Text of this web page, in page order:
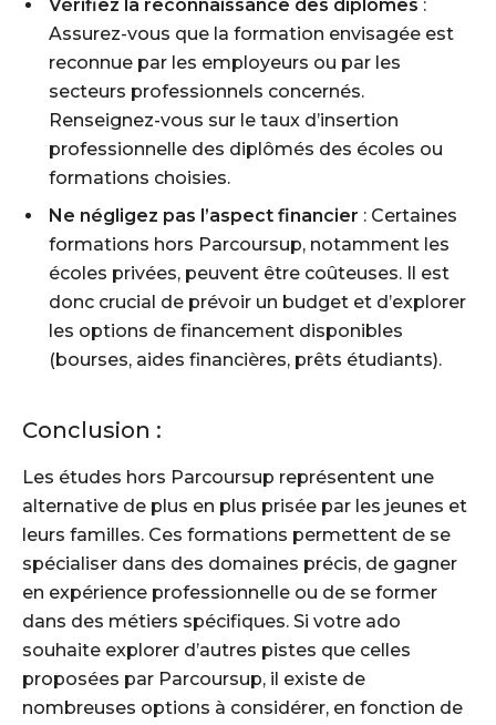
Vérifiez la reconnaissance des diplômes :
Assurez-vous que la formation envisagée est
reconnue par les employeurs ou par les
secteurs professionnels concernés.
Renseignez-vous sur le taux d’insertion
professionnelle des diplômés des écoles ou
formations choisies.
Ne négligez pas l’aspect financier : Certaines
formations hors Parcoursup, notamment les
écoles privées, peuvent être coûteuses. Il est
donc crucial de prévoir un budget et d’explorer
les options de financement disponibles
(bourses, aides financières, prêts étudiants).
Conclusion :
Les études hors Parcoursup représentent une
alternative de plus en plus prisée par les jeunes et
leurs familles. Ces formations permettent de se
spécialiser dans des domaines précis, de gagner
en expérience professionnelle ou de se former
dans des métiers spécifiques. Si votre ado
souhaite explorer d’autres pistes que celles
proposées par Parcoursup, il existe de
nombreuses options à considérer, en fonction de